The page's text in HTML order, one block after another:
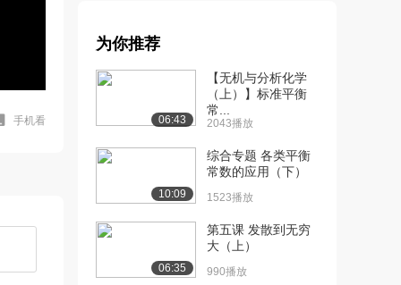
手机看
661播放
[8] 2.1 一元函数（下）
763播放
[9] 2.2 幂函数 08:34
数（上）
为你推荐
06:43
【无机与分析化学
（上）】标准平衡
常...
2043播放
10:09
综合专题 各类平衡
常数的应用（下）
1523播放
06:35
第五课 发散到无穷
大（上）
990播放